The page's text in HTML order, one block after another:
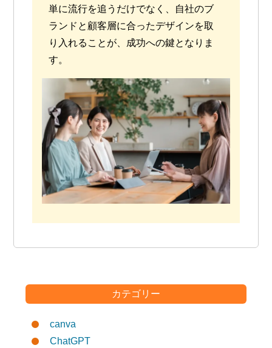
単に流行を追うだけでなく、自社のブ
ランドと顧客層に合ったデザインを取
り入れることが、成功への鍵となりま
す。
カテゴリー
canva
ChatGPT